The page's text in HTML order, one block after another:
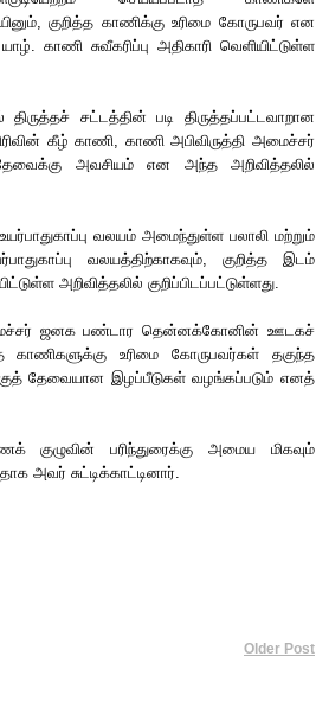
குறித்த காணிக்கு உரிமை கோருபவர் என
காணி சுவீகரிப்பு அதிகாரி வெளியிட்டுள்ள
சட்டத்தின் படி திருத்தப்பட்டவாறான
கீழ் காணி, காணி அபிவிருத்தி அமைச்சர்
அவசியம் என அந்த அறிவித்தலில்
வலயம் அமைந்துள்ள பலாலி மற்றும்
வலயத்திற்காகவும், குறித்த இடம்
அறிவித்தலில் குறிப்பிடப்பட்டுள்ளது.
ஜனக பண்டார தென்னக்கோனின் ஊடகச்
காணிகளுக்கு உரிமை கோருபவர்கள் தகுந்த
தேவையான இழப்பீடுகள் வழங்கப்படும் எனத்
பரிந்துரைக்கு அமைய மிகவும்
அவர் சுட்டிக்காட்டினார்.
Older Post